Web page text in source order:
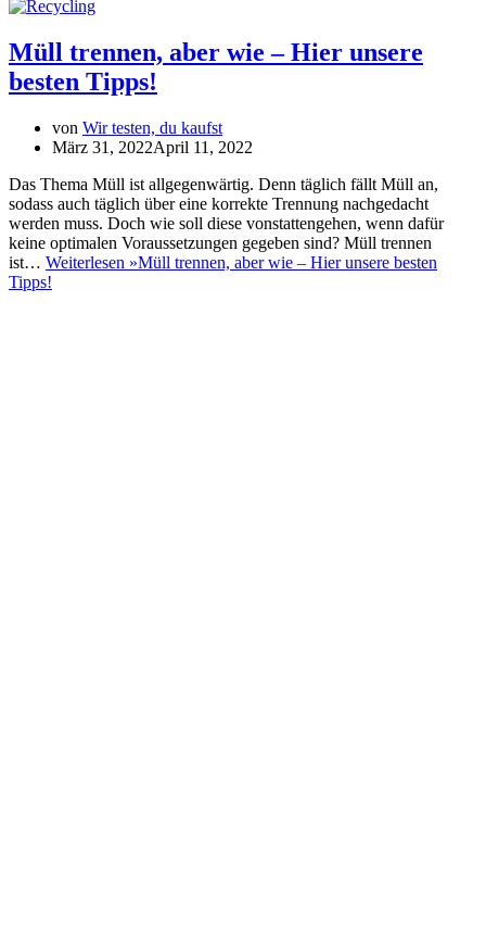
Müll trennen, aber wie – Hier unsere
besten Tipps!
von Wir testen, du kaufst
März 31, 2022April 11, 2022
Das Thema Müll ist allgegenwärtig. Denn täglich fällt Müll an,
sodass auch täglich über eine korrekte Trennung nachgedacht
werden muss. Doch wie soll diese vonstattengehen, wenn dafür
keine optimalen Voraussetzungen gegeben sind? Müll trennen
ist… Weiterlesen »Müll trennen, aber wie – Hier unsere besten
Tipps!